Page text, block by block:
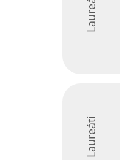
Laureáti
Laureáti